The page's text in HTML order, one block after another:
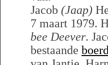
Jacob (Jaap)
7 maart 1979.
bee Deever.
bestaande